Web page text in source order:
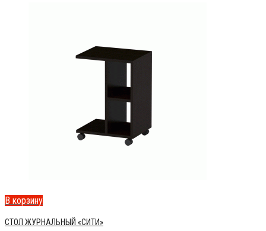
В корзину
СТОЛ ЖУРНАЛЬНЫЙ «СИТИ»